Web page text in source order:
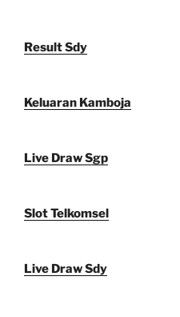
Result Sdy
Keluaran Kamboja
Live Draw Sgp
Slot Telkomsel
Live Draw Sdy